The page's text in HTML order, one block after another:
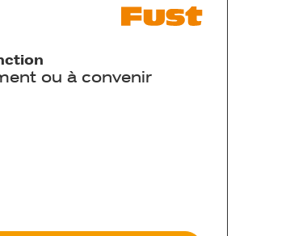
ou à convenir